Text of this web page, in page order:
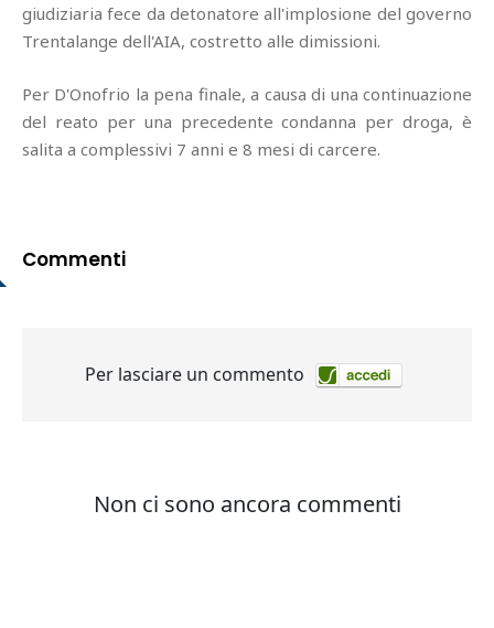
giudiziaria fece da detonatore all'implosione del governo
Trentalange dell'AIA, costretto alle dimissioni.
Per D'Onofrio la pena finale, a causa di una continuazione
del reato per una precedente condanna per droga, è
salita a complessivi 7 anni e 8 mesi di carcere.
Commenti